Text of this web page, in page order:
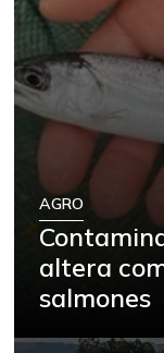
AGRO
altera
salmones